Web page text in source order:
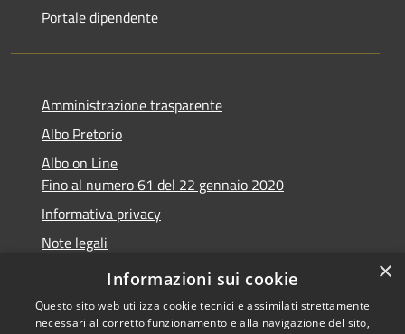
Portale dipendente
Amministrazione trasparente
Albo Pretorio
Albo on Line
Fino al numero 61 del 22 gennaio 2020
Informativa privacy
Note legali
Dichiarazione di accessibilità
×
Informazioni sui cookie
Questo sito web utilizza cookie tecnici e assimilati strettamente
necessari al corretto funzionamento e alla navigazione del sito,